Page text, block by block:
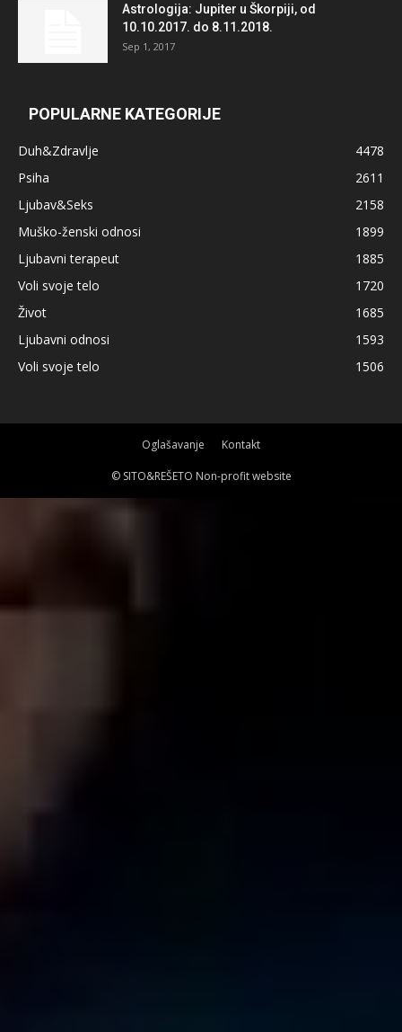
Astrologija: Jupiter u Škorpiji, od
10.10.2017. do 8.11.2018.
Sep 1, 2017
POPULARNE KATEGORIJE
Duh&Zdravlje
4478
Psiha
2611
Ljubav&Seks
2158
Muško-ženski odnosi
1899
Ljubavni terapeut
1885
Voli svoje telo
1720
Život
1685
Ljubavni odnosi
1593
Voli svoje telo
1506
Oglašavanje Kontakt
© SITO&REŠETO Non-profit website